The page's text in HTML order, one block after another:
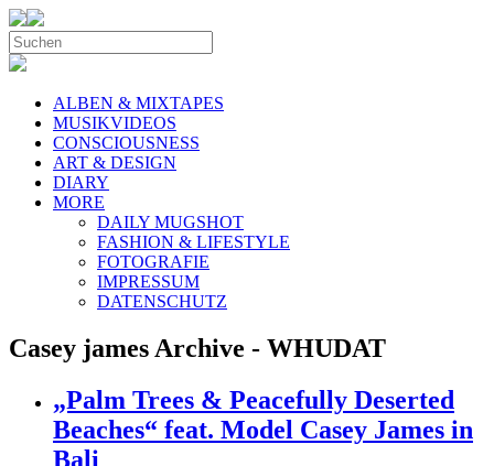
ALBEN & MIXTAPES
MUSIKVIDEOS
CONSCIOUSNESS
ART & DESIGN
DIARY
MORE
DAILY MUGSHOT
FASHION & LIFESTYLE
FOTOGRAFIE
IMPRESSUM
DATENSCHUTZ
Casey james Archive - WHUDAT
„Palm Trees & Peacefully Deserted
Beaches“ feat. Model Casey James in
Bali